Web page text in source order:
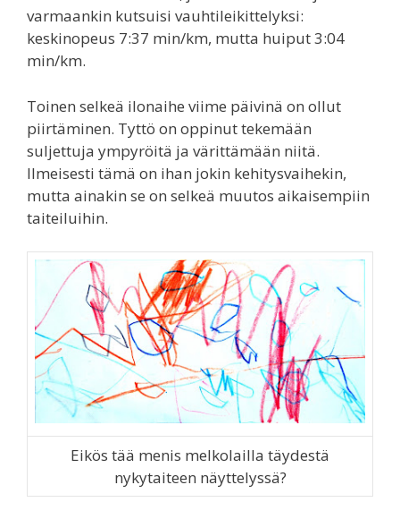
varmaankin kutsuisi vauhtileikittelyksi:
keskinopeus 7:37 min/km, mutta huiput 3:04
min/km.
Toinen selkeä ilonaihe viime päivinä on ollut
piirtäminen. Tyttö on oppinut tekemään
suljettuja ympyröitä ja värittämään niitä.
Ilmeisesti tämä on ihan jokin kehitysvaihekin,
mutta ainakin se on selkeä muutos aikaisempiin
taiteiluihin.
Eikös tää menis melkolailla täydestä
nykytaiteen näyttelyssä?